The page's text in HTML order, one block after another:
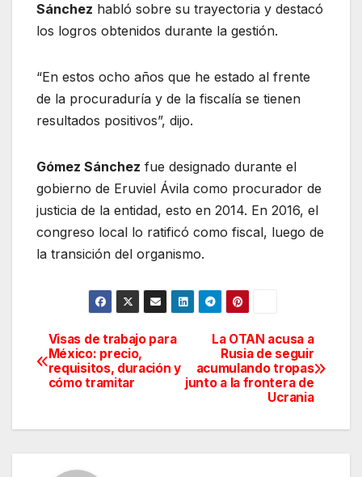
Sánchez habló sobre su trayectoria y destacó
los logros obtenidos durante la gestión.
“En estos ocho años que he estado al frente
de la procuraduría y de la fiscalía se tienen
resultados positivos”, dijo.
Gómez Sánchez fue designado durante el
gobierno de Eruviel Ávila como procurador de
justicia de la entidad, esto en 2014. En 2016, el
congreso local lo ratificó como fiscal, luego de
la transición del organismo.
Navegación
de
La OTAN acusa a
Rusia de seguir
acumulando tropas
junto a la frontera de
Ucrania
Visas de trabajo para
México: precio,
requisitos, duración y
cómo tramitar